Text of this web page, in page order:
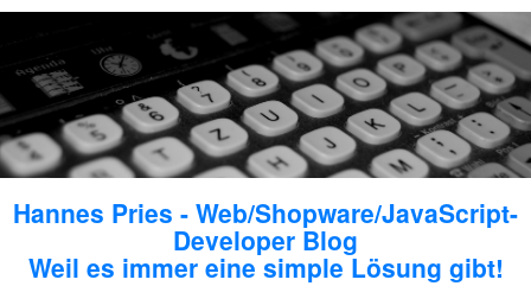
Hannes Pries - Web/Shopware/JavaScript-
Developer Blog
Weil es immer eine simple Lösung gibt!